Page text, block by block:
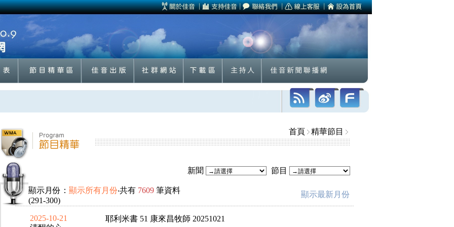
首頁 精華節目
新聞 節目
顯示月份： 顯示所有月份‧共有 7609筆資料
(291-300)
顯示最新月份
2025-10-21
耶利米書 51 康來昌牧師 20251021